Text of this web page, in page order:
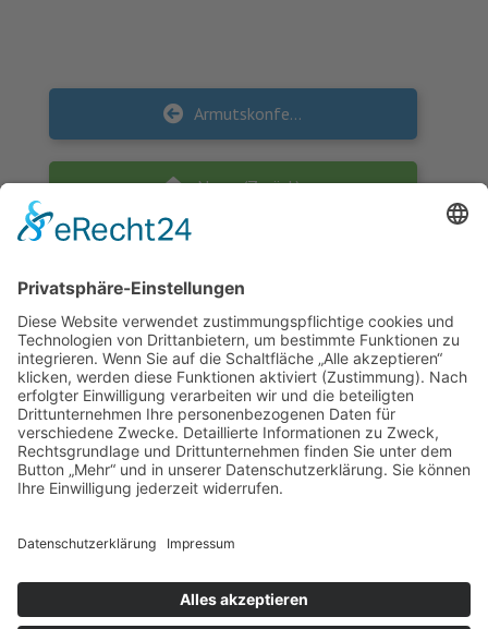
Armutskonferenz: Tafeln sind kein verlängerter Arm des Jobcenters – Staat darf Existenzsicherung nicht auf spendenfinanzierte Angebote verlagern
News (Zurück)
KONTAKT
Landesvereinigung für Gesundheitsförderung
Mecklenburg-Vorpommern e. V.
Wismarsche Straße 170